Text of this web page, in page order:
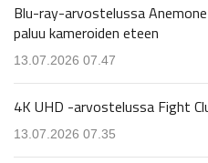
Blu-ray-arvostelussa
paluu kameroiden eteen
13.07.2026 07.47
4K UHD -arvostelussa Fight
13.07.2026 07.35